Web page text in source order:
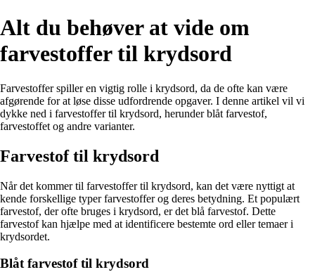
Alt du behøver at vide om
farvestoffer til krydsord
Farvestoffer spiller en vigtig rolle i krydsord, da de ofte kan være
afgørende for at løse disse udfordrende opgaver. I denne artikel vil vi
dykke ned i farvestoffer til krydsord, herunder blåt farvestof,
farvestoffet og andre varianter.
Farvestof til krydsord
Når det kommer til farvestoffer til krydsord, kan det være nyttigt at
kende forskellige typer farvestoffer og deres betydning. Et populært
farvestof, der ofte bruges i krydsord, er det blå farvestof. Dette
farvestof kan hjælpe med at identificere bestemte ord eller temaer i
krydsordet.
Blåt farvestof til krydsord